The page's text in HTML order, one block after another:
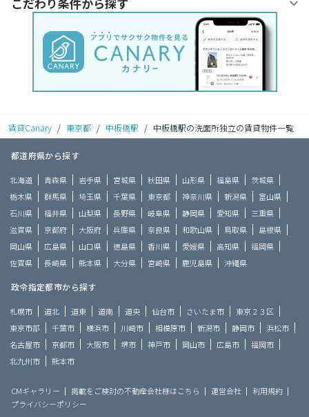
賃貸Canary / 東京都 / 中板橋駅 / 中板橋駅の洗面所独立の賃貸物件一覧
都道府県から探す
北海道 青森県 岩手県 宮城県 秋田県 山形県 福島県
茨城県
栃木県
群馬県 埼玉県 千葉県 東京都 神奈川県 新潟県
富山県
石川県
福井県 山梨県 長野県 岐阜県 静岡県 愛知県
三重県
滋賀県
京都府 大阪府 兵庫県 奈良県 和歌山県 鳥取県
島根県
岡山県
広島県 山口県 徳島県 香川県 愛媛県 高知県
福岡県
佐賀県
長崎県 熊本県 大分県 宮崎県 鹿児島県 沖縄県
政令指定都市から探す
札幌市 道北 道東 道南 道央 仙台市 さいたま市
東京２３区
東京市部
千葉市 横浜市 川崎市 相模原市 新潟市 静岡市
浜松市
名古屋市
京都市 大阪市 堺市 神戸市 岡山市 広島市
福岡市
北九州市
熊本市
CMギャラリー 掲載をご検討の不動産会社様はこちら 運営会社
利用規約
プライバシーポリシー